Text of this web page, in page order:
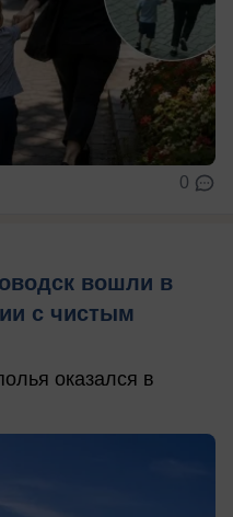
0
вошли в
с чистым
оказался в